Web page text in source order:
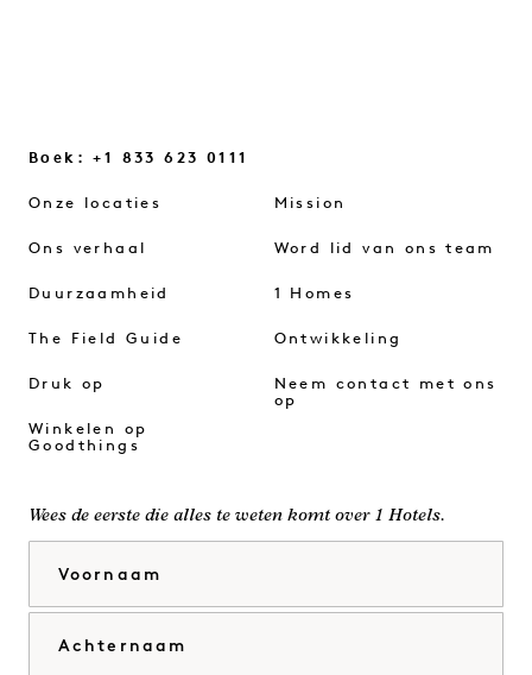
Boek: +1 833 623 0111
Onze locaties
Ons verhaal
Duurzaamheid
The Field Guide
Druk op
Winkelen op
Goodthings
Mission
Word lid van ons team
1 Homes
Ontwikkeling
Neem contact met ons
op
Wees de eerste die alles te weten komt over 1 Hotels.